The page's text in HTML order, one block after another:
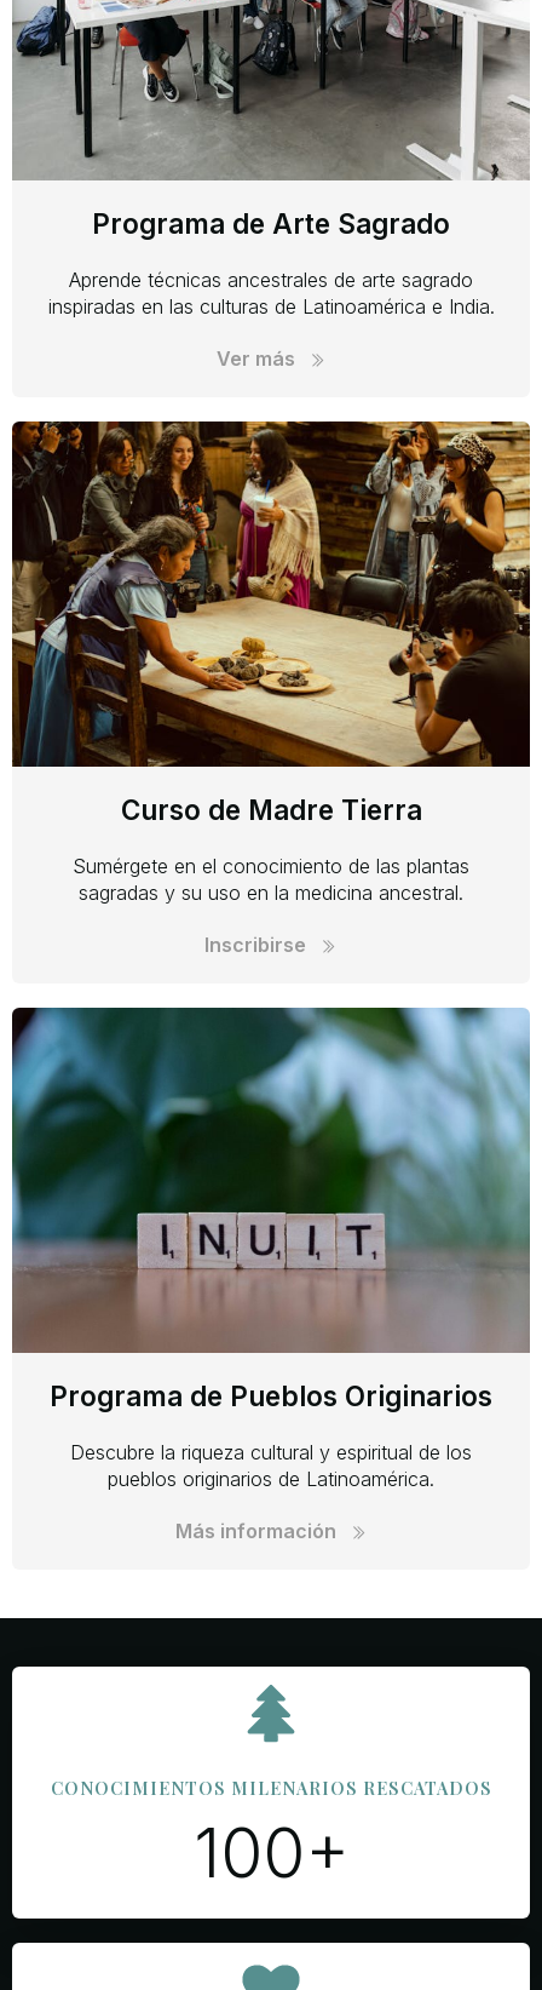
Programa de Arte Sagrado
Aprende técnicas ancestrales de arte sagrado
inspiradas en las culturas de Latinoamérica e India.
Ver más
Curso de Madre Tierra
Sumérgete en el conocimiento de las plantas
sagradas y su uso en la medicina ancestral.
Inscribirse
Programa de Pueblos Originarios
Descubre la riqueza cultural y espiritual de los
pueblos originarios de Latinoamérica.
Más información
CONOCIMIENTOS MILENARIOS RESCATADOS
100+